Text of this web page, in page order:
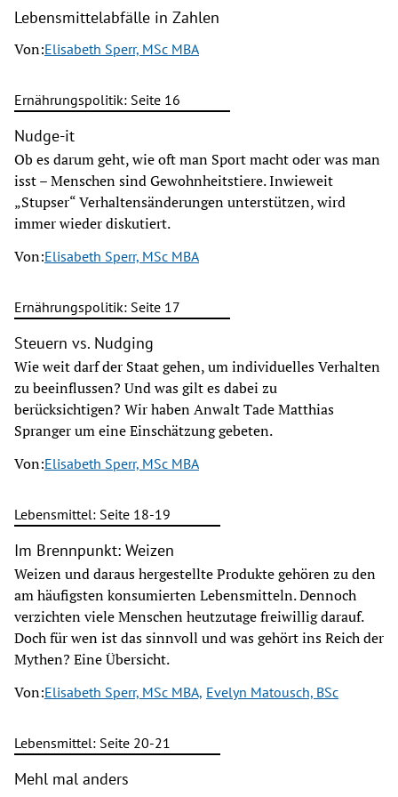
Lebensmittelabfälle in Zahlen
Von:Elisabeth Sperr, MSc MBA
Ernährungspolitik: Seite 16
Nudge-it
Ob es darum geht, wie oft man Sport macht oder was man
isst – Menschen sind Gewohnheitstiere. Inwieweit
„Stupser“ Verhaltensänderungen unterstützen, wird
immer wieder diskutiert.
Von:Elisabeth Sperr, MSc MBA
Ernährungspolitik: Seite 17
Steuern vs. Nudging
Wie weit darf der Staat gehen, um individuelles Verhalten
zu beeinflussen? Und was gilt es dabei zu
berücksichtigen? Wir haben Anwalt Tade Matthias
Spranger um eine Einschätzung gebeten.
Von:Elisabeth Sperr, MSc MBA
Lebensmittel: Seite 18-19
Im Brennpunkt: Weizen
Weizen und daraus hergestellte Produkte gehören zu den
am häufigsten konsumierten Lebensmitteln. Dennoch
verzichten viele Menschen heutzutage freiwillig darauf.
Doch für wen ist das sinnvoll und was gehört ins Reich der
Mythen? Eine Übersicht.
Von:Elisabeth Sperr, MSc MBA, Evelyn Matousch, BSc
Lebensmittel: Seite 20-21
Mehl mal anders